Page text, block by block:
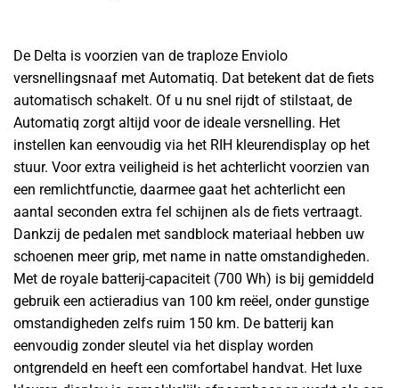
De Delta is voorzien van de traploze Enviolo
versnellingsnaaf met Automatiq. Dat betekent dat de fiets
automatisch schakelt. Of u nu snel rijdt of stilstaat, de
Automatiq zorgt altijd voor de ideale versnelling. Het
instellen kan eenvoudig via het RIH kleurendisplay op het
stuur. Voor extra veiligheid is het achterlicht voorzien van
een remlichtfunctie, daarmee gaat het achterlicht een
aantal seconden extra fel schijnen als de fiets vertraagt.
Dankzij de pedalen met sandblock materiaal hebben uw
schoenen meer grip, met name in natte omstandigheden.
Met de royale batterij-capaciteit (700 Wh) is bij gemiddeld
gebruik een actieradius van 100 km reëel, onder gunstige
omstandigheden zelfs ruim 150 km. De batterij kan
eenvoudig zonder sleutel via het display worden
ontgrendeld en heeft een comfortabel handvat. Het luxe